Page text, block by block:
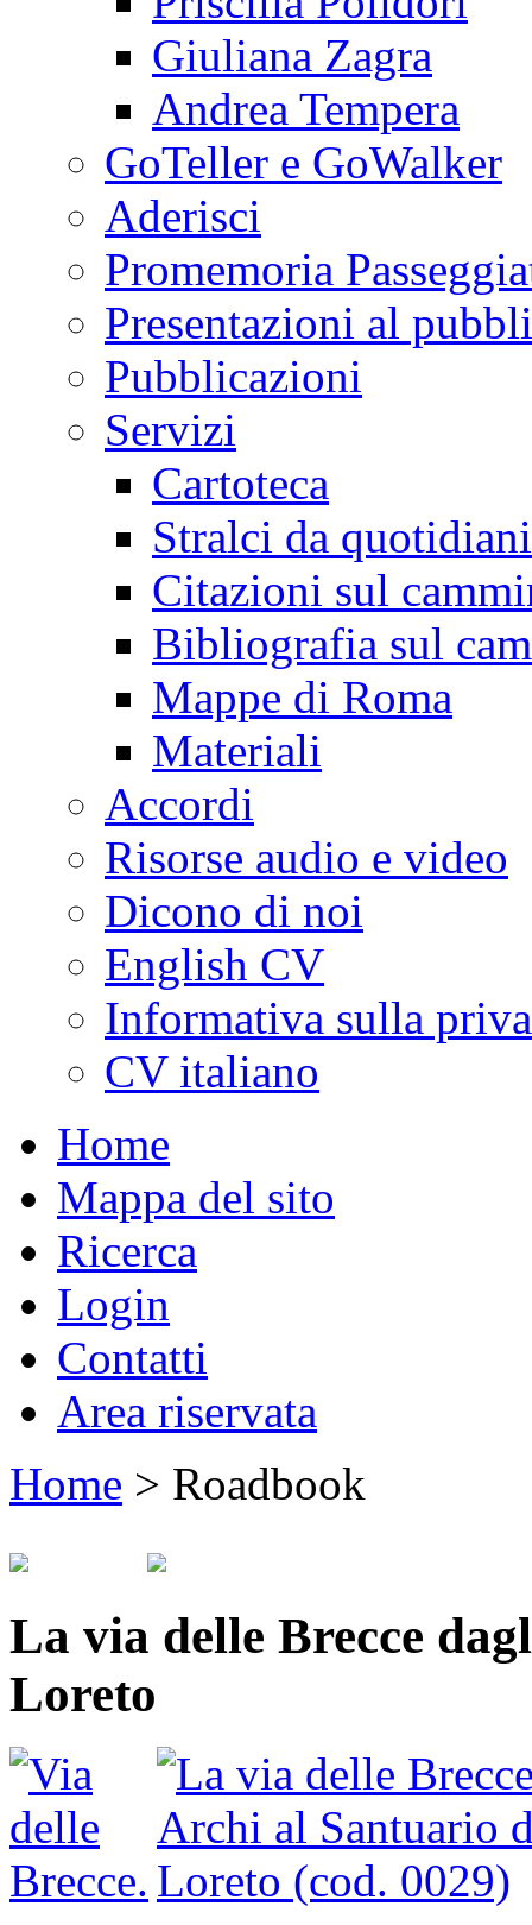
Giuliana Zagra
Andrea Tempera
GoTeller e GoWalker
Aderisci
Promemoria
Presentazioni al
Pubblicazioni
Servizi
Cartoteca
Stralci da
Citazioni sul
Bibliografia sul
Mappe di Roma
Materiali
Accordi
Risorse audio e video
Dicono di noi
English CV
Informativa sulla
CV italiano
Home
Mappa del sito
Ricerca
Login
Contatti
Area riservata
Home > Roadbook
La via delle Brecce
Loreto